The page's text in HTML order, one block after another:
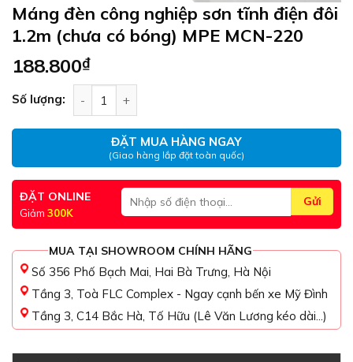
Máng đèn công nghiệp sơn tĩnh điện đôi
1.2m (chưa có bóng) MPE MCN-220
188.800₫
Số lượng:
ĐẶT MUA HÀNG NGAY
(Giao hàng lắp đặt toàn quốc)
ĐẶT ONLINE
Giảm 300K
MUA TẠI SHOWROOM CHÍNH HÃNG
Số 356 Phố Bạch Mai, Hai Bà Trưng, Hà Nội
Tầng 3, Toà FLC Complex - Ngay cạnh bến xe Mỹ Đình
Tầng 3, C14 Bắc Hà, Tố Hữu (Lê Văn Lương kéo dài...)